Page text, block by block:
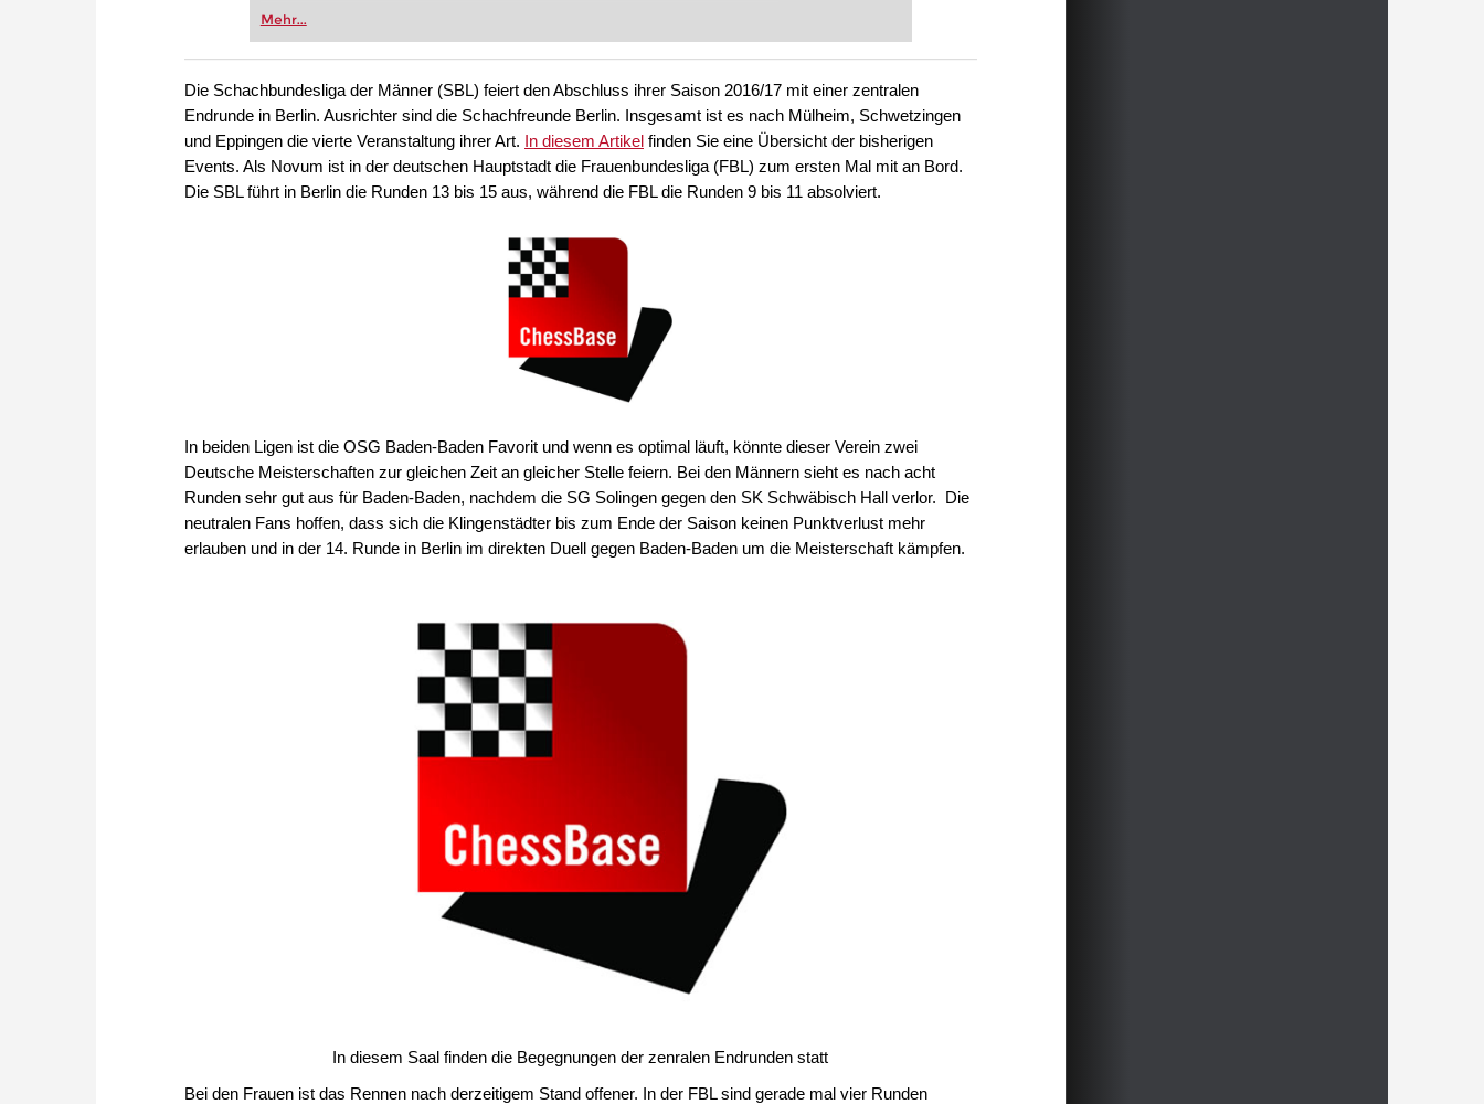
Vereinsschachs machen oder bereits auf Turnierniveau spielen: Mit
zuvor.
Mehr...
Die Schachbundesliga der Männer (SBL) feiert den Abschluss ihrer Saison 2016/17 mit einer zentralen
Endrunde in Berlin. Ausrichter sind die Schachfreunde Berlin. Insgesamt ist es nach Mülheim, Schwetzingen
und Eppingen die vierte Veranstaltung ihrer Art. In diesem Artikel finden Sie eine Übersicht der bisherigen
Events. Als Novum ist in der deutschen Hauptstadt die Frauenbundesliga (FBL) zum ersten Mal mit an Bord.
Die SBL führt in Berlin die Runden 13 bis 15 aus, während die FBL die Runden 9 bis 11 absolviert.
In beiden Ligen ist die OSG Baden-Baden Favorit und wenn es optimal läuft, könnte dieser Verein zwei
Deutsche Meisterschaften zur gleichen Zeit an gleicher Stelle feiern. Bei den Männern sieht es nach acht
Runden sehr gut aus für Baden-Baden, nachdem die SG Solingen gegen den SK Schwäbisch Hall verlor. Die
neutralen Fans hoffen, dass sich die Klingenstädter bis zum Ende der Saison keinen Punktverlust mehr
erlauben und in der 14. Runde in Berlin im direkten Duell gegen Baden-Baden um die Meisterschaft kämpfen.
In diesem Saal finden die Begegnungen der zenralen Endrunden statt
Bei den Frauen ist das Rennen nach derzeitigem Stand offener. In der FBL sind gerade mal vier Runden